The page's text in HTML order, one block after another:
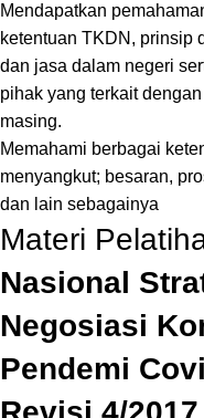
Mendapatkan
ketentuan TKDN, prinsip
dan jasa dalam negeri
pihak yang terkait
masing.
Memahami berbagai
menyangkut; besaran,
dan lain sebagainya
Materi
Nasional
Negosiasi
Pendemi